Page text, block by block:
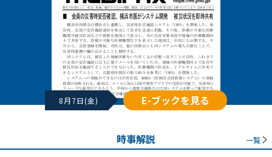
8月7日(金) E-ブックを見る
時事解説 一覧